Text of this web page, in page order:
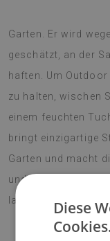
Garten. Er wird
geschätzt, an der
haften. Um
zu halten, wischen
einem feuchten
bringt einzigartige
Garten und macht
und Seele.
lange Zeit. Machen
Diese